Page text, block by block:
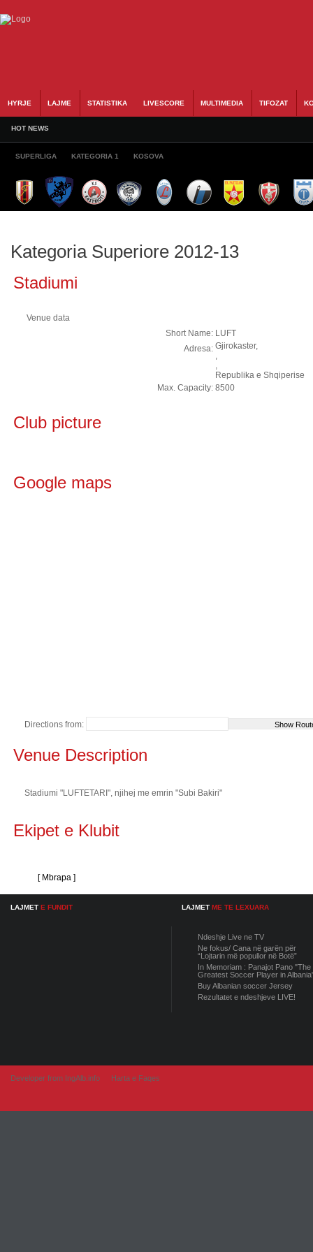
HYRJE LAJME STATISTIKA LIVESCORE MULTIMEDIA TIFOZAT
HOT NEWS
SUPERLIGA KATEGORIA 1 KOSOVA
Kategoria Superiore 2012-13
Stadiumi
Venue data
Short Name: LUFT
Adresa: Gjirokaster,
,
,
Republika e Shqiperise
Max. Capacity: 8500
Club picture
Google maps
Directions from:
Venue Description
Stadiumi "LUFTETARI", njihej me emrin "Subi Bakiri"
Ekipet e Klubit
[ Mbrapa ]
LAJMET E FUNDIT LAJMET ME TE LEXUARA
Ndeshje Live ne TV
Ne fokus/ Cana në garën për
“Lojtarin më popullor në Botë”
In Memoriam : Panajot Pano "The
Greatest Soccer Player in
Buy Albanian soccer Jersey
Rezultatet e ndeshjeve LIVE!
Developer from IngAlb.info Harta e Faqes